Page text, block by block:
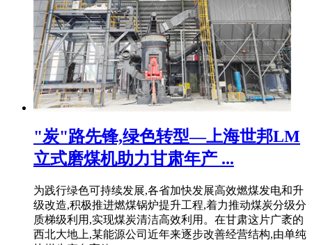
"炭"路先锋,绿色转型—上海世邦LM
立式磨煤机助力甘肃年产 ...
为践行绿色可持续发展,各省加快发展高效燃煤发电和升
级改造,积极推进燃煤锅炉提升工程,着力推动煤炭分级分
质梯级利用,实现煤炭清洁高效利用。在甘肃这片广袤的
西北大地上,某能源公司近年来逐步改善经营结构,由单纯